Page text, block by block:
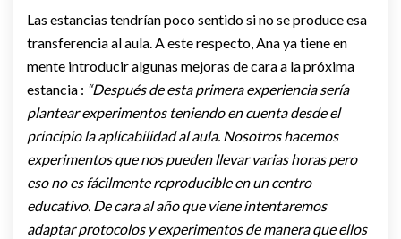
Las estancias tendrían poco sentido si no se produce esa
transferencia al aula. A este respecto, Ana ya tiene en
mente introducir algunas mejoras de cara a la próxima
estancia : “Después de esta primera experiencia sería
plantear experimentos teniendo en cuenta desde el
principio la aplicabilidad al aula. Nosotros hacemos
experimentos que nos pueden llevar varias horas pero
eso no es fácilmente reproducible en un centro
educativo. De cara al año que viene intentaremos
adaptar protocolos y experimentos de manera que ellos